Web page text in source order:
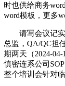
时也供给商务
word模板，更多
请写会议记实
总监，QA/QC担
期两天（2024-
慎密连系公司
整个培训会针对